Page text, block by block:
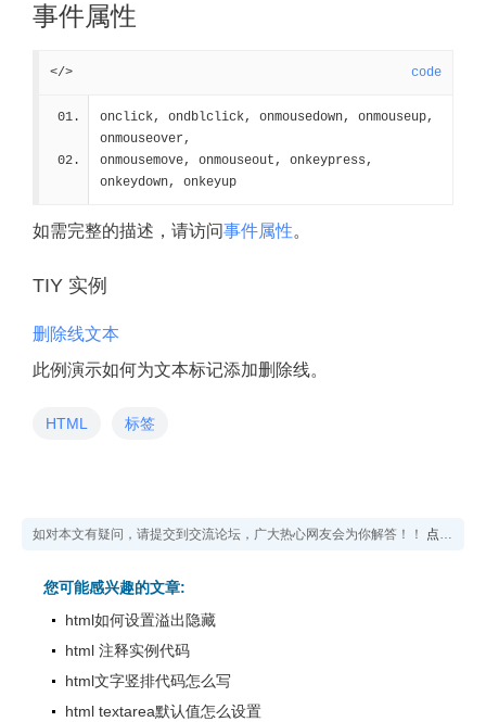
事件属性
</> code
onclick, ondblclick, onmousedown, onmouseup,
onmouseover,
onmousemove, onmouseout, onkeypress,
onkeydown, onkeyup
如需完整的描述，请访问事件属性。
TIY 实例
删除线文本
此例演示如何为文本标记添加删除线。
HTML 标签
如对本文有疑问，请提交到交流论坛，广大热心网友会为你解答！！ 点击进入论坛
您可能感兴趣的文章:
html如何设置溢出隐藏
html 注释实例代码
html文字竖排代码怎么写
html textarea默认值怎么设置